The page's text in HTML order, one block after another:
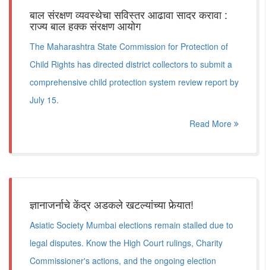
बाल संरक्षण व्यवस्थेचा सविस्तर आढावा सादर करावा :
राज्य बाल हक्क संरक्षण आयोग
The Maharashtra State Commission for Protection of
Child Rights has directed district collectors to submit a
comprehensive child protection system review report by
July 15.
Read More
ज्ञानाजर्नाचे केंद्र अडकले खटल्यांच्या फेर्‍यात!
Asiatic Society Mumbai elections remain stalled due to
legal disputes. Know the High Court rulings, Charity
Commissioner's actions, and the ongoing election